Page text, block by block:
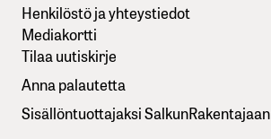
Henkilöstö ja yhteystiedot
Mediakortti
Tilaa uutiskirje
Anna palautetta
Sisällöntuottajaksi SalkunRakentajaan